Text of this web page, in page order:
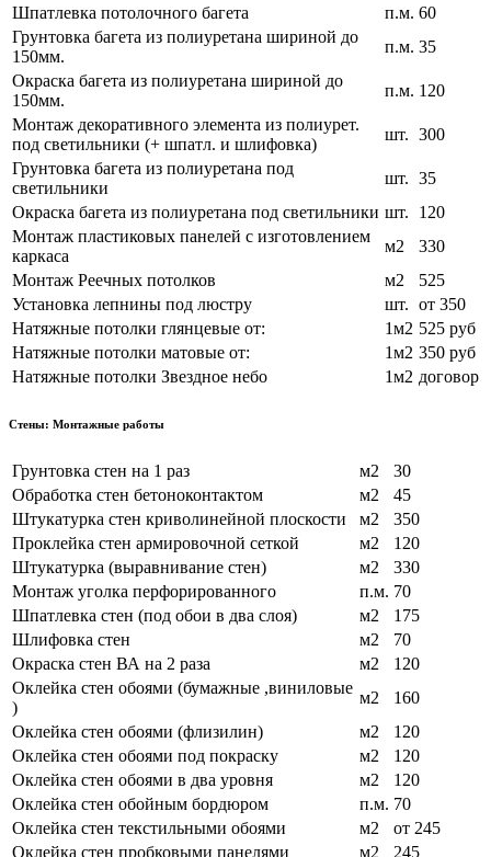
Шпатлевка потолочного багета
п.м. 60
Грунтовка багета из полиуретана шириной до
150мм.
п.м. 35
Окраска багета из полиуретана шириной до
150мм.
п.м. 120
Монтаж декоративного элемента из полиурет.
под светильники (+ шпатл. и шлифовка)
шт. 300
Грунтовка багета из полиуретана под
светильники
шт. 35
Окраска багета из полиуретана под светильники шт.
120
Монтаж пластиковых панелей с изготовлением
каркаса
м2
330
Монтаж Реечных потолков
м2
525
Установка лепнины под люстру
шт. от 350
Натяжные потолки глянцевые от:
1м2 525 руб
Натяжные потолки матовые от:
1м2 350 руб
Натяжные потолки Звездное небо
1м2 договор
Стены: Монтажные работы
Грунтовка стен на 1 раз м2
30
Обработка стен бетоноконтактом
м2
45
Штукатурка стен криволинейной плоскости
м2
350
Проклейка стен армировочной сеткой
м2
120
Штукатурка (выравнивание стен)
м2
330
Монтаж уголка перфорированного
п.м. 70
Шпатлевка стен (под обои в два слоя)
м2
175
Шлифовка стен
м2
70
Окраска стен ВА на 2 раза
м2
120
Оклейка стен обоями (бумажные ,виниловые
)
м2
160
Оклейка стен обоями (флизилин)
м2
120
Оклейка стен обоями под покраску
м2
120
Оклейка стен обоями в два уровня
м2
120
Оклейка стен обойным бордюром
п.м. 70
Оклейка стен текстильными обоями
м2
от 245
Оклейка стен пробковыми панелями
м2 245